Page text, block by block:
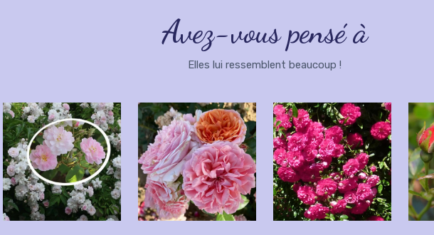
Avez-vous pensé à
Elles lui ressemblent beaucoup !